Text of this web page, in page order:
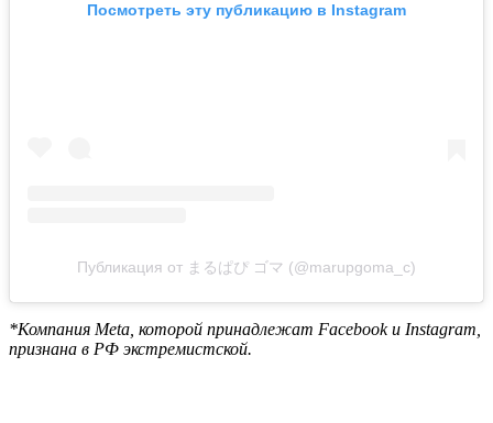
Посмотреть эту публикацию в Instagram
Публикация от まるぱぴ ゴマ (@marupgoma_c)
*Компания Meta, которой принадлежат Facebook и Instagram,
признана в РФ экстремистской.